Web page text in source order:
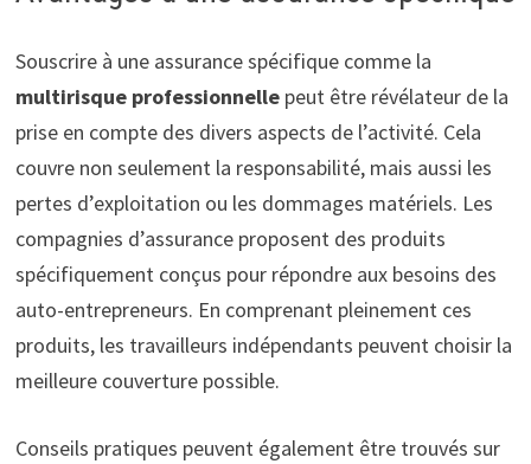
Souscrire à une assurance spécifique comme la
multirisque professionnellepeut être révélateur de la
prise en compte des divers aspects de l’activité. Cela
couvre non seulement la responsabilité, mais aussi les
pertes d’exploitation ou les dommages matériels. Les
compagnies d’assurance proposent des produits
spécifiquement conçus pour répondre aux besoins des
auto-entrepreneurs. En comprenant pleinement ces
produits, les travailleurs indépendants peuvent choisir la
meilleure couverture possible.
Conseils pratiques peuvent également être trouvés sur